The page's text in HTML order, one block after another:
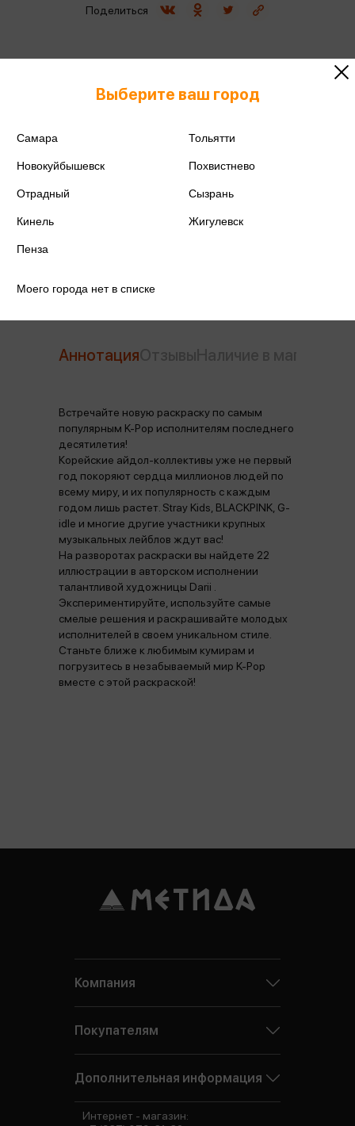
978-5-04-189557-0
Поделиться
Аннотация
Встречайте новую раскраску по самым
популярным K-Pop исполнителям последнего
десятилетия!
Корейские айдол-коллективы уже не первый
год покоряют сердца миллионов людей по
всему миру, и их популярность с каждым
годом лишь растет. Stray Kids, BLACKPINK, G-
idle и многие другие участники крупных
музыкальных лейблов ждут вас!
На разворотах раскраски вы найдете 22
иллюстрации в авторском исполнении
талантливой художницы Darii .
Экспериментируйте, используйте самые
смелые решения и раскрашивайте молодых
исполнителей в своем уникальном стиле.
Станьте ближе к любимым кумирам и
погрузитесь в незабываемый мир K-Pop
вместе с этой раскраской!
Выберите ваш город
Самара Тольятти
Новокуйбышевск Похвистнево
Отрадный Сызрань
Кинель Жигулевск
Пенза
Моего города нет в списке
Компания
Покупателям
Дополнительная информация
Интернет - магазин: